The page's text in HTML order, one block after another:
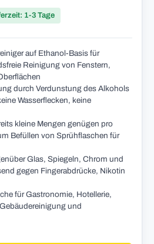
1-3 Tage
auf Ethanol-Basis für
Reinigung von Fenstern,
durch Verdunstung des Alkohols
Wasserflecken, keine
kleine Mengen genügen pro
Befüllen von Sprühflaschen für
Glas, Spiegeln, Chrom und
gegen Fingerabdrücke, Nikotin
für Gastronomie, Hotellerie,
und